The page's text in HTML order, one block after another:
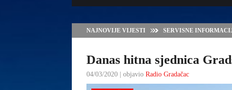
NAJNOVIJE VIJESTI
VLADA TK – POTPISAN
GRADAČCA
Danas hitna sjednica
04/03/2020 | objavio Radio Gradačac